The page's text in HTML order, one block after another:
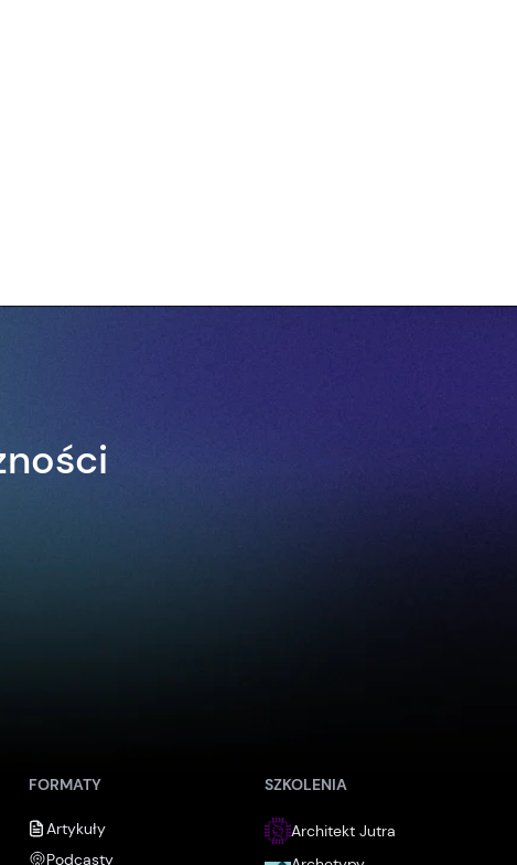
FORMATY
Artykuły
Podcasty
SZKOLENIA
Architekt Jutra